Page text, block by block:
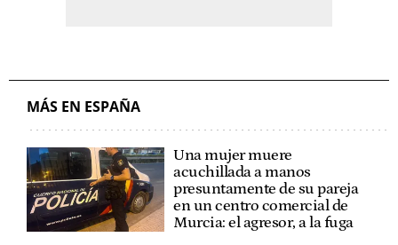
MÁS EN ESPAÑA
Una mujer muere
acuchillada a manos
presuntamente de su pareja
en un centro comercial de
Murcia: el agresor, a la fuga